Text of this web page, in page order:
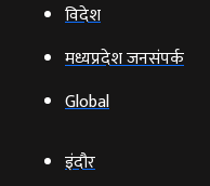
विदेश
मध्यप्रदेश जनसंपर्क
Global
इंदौर